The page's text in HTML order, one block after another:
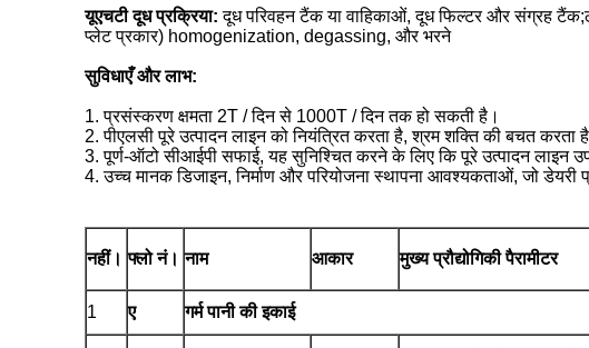
यूएचटी दूध प्रक्रिया:दूध परिवहन टैंक या वाहिकाओं, दूध फिल्टर और संग्रह
प्लेट प्रकार) homogenization, degassing, और भरने
सुविधाएँ और लाभ:
1. प्रसंस्करण क्षमता 2T / दिन से 1000T / दिन तक हो सकती है।
2. पीएलसी पूरे उत्पादन लाइन को नियंत्रित करता है, श्रम शक्ति की बचत
3. पूर्ण-ऑटो सीआईपी सफाई, यह सुनिश्चित करने के लिए कि पूरे उत्पादन लाइन
4. उच्च मानक डिजाइन, निर्माण और परियोजना स्थापना आवश्यकताओं, जो
नहीं। फ्लो नं। नाम आकार मुख्य प्रौद्योगिकी पैरामीटर
1 ए गर्म पानी की इकाई